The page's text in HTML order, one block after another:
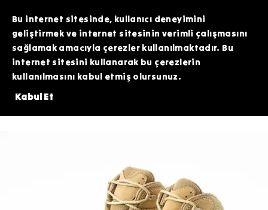
HATTIMIZDAN BİZİMLE İLETİŞİME GEÇEBİLİRSİNİZ. SİZE EN İYİ FIRSATLARI
SUNMAK İÇİN BURADAYIZ!
Bu internet sitesinde, kullanıcı deneyimini
geliştirmek ve internet sitesinin verimli çalışmasını
sağlamak amacıyla çerezler kullanılmaktadır. Bu
internet sitesini kullanarak bu çerezlerin
kullanılmasını kabul etmiş olursunuz.
Kabul Et
200 TL DEĞERİNDEKİ ARDİTİ TACTİCAL SİLİKON PATCH HEDİYE!⚠️